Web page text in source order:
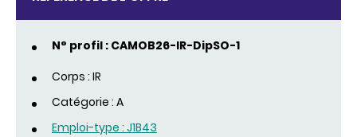
N° profil : CAMOB26-IR-DipSO-1
Corps : IR
Catégorie : A
Emploi-type : J1B43